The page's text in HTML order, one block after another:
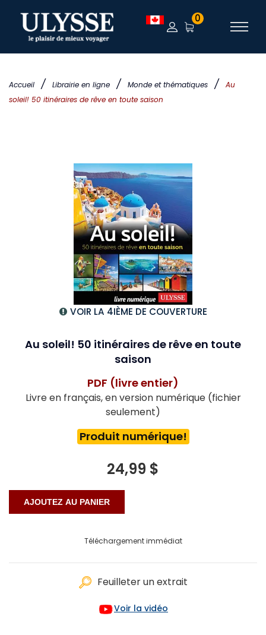
Accueil / Librairie en ligne / Monde et thématiques /
Au
soleil! 50 itinéraires de rêve en toute saison
0
VOIR LA 4IÈME DE COUVERTURE
Au soleil! 50 itinéraires de rêve en toute
saison
PDF (livre entier)
Livre en français, en version numérique (fichier
seulement)
Produit numérique!
24,99 $
Téléchargement immédiat
Feuilleter un extrait
Voir la vidéo